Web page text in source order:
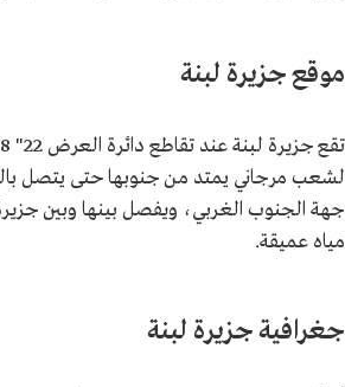
موقع جزيرة لبنة
لشعب مرجاني يمتد من جنوبها حتى يتصل
مياه عميقة.
جغرافية جزيرة لبنة